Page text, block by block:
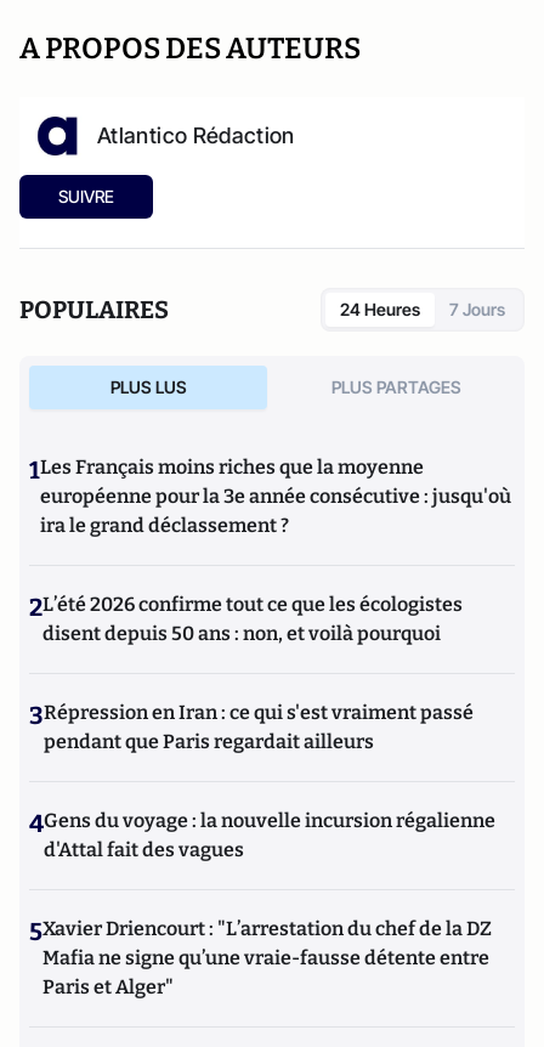
A PROPOS DES AUTEURS
Atlantico Rédaction
SUIVRE
POPULAIRES 24 Heures 7 Jours
PLUS LUS PLUS PARTAGES
1Les Français moins riches que la moyenne
européenne pour la 3e année consécutive : jusqu'où
ira le grand déclassement ?
2L’été 2026 confirme tout ce que les écologistes
disent depuis 50 ans : non, et voilà pourquoi
3Répression en Iran : ce qui s'est vraiment passé
pendant que Paris regardait ailleurs
4Gens du voyage : la nouvelle incursion régalienne
d'Attal fait des vagues
5Xavier Driencourt : "L’arrestation du chef de la DZ
Mafia ne signe qu’une vraie-fausse détente entre
Paris et Alger"